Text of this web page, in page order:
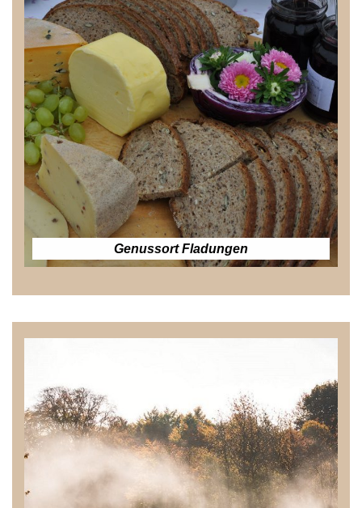
Genussort Fladungen